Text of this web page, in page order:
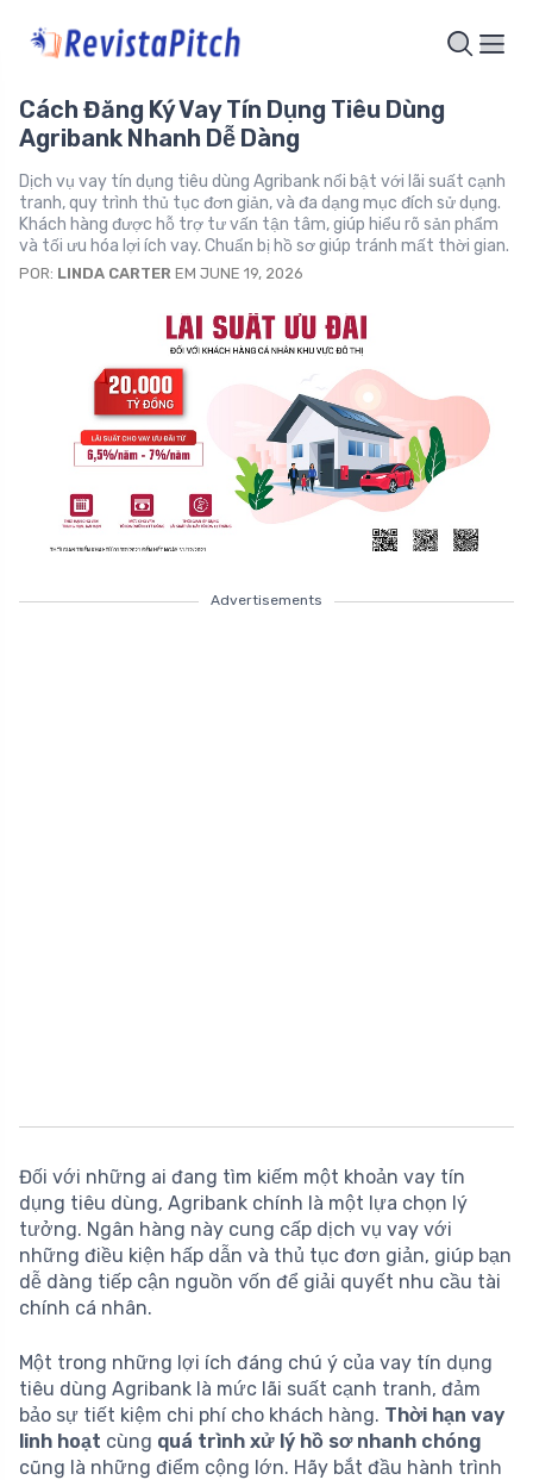
Cách Đăng Ký Vay Tín Dụng Tiêu Dùng
Agribank Nhanh Dễ Dàng
Dịch vụ vay tín dụng tiêu dùng Agribank nổi bật với lãi suất cạnh
tranh, quy trình thủ tục đơn giản, và đa dạng mục đích sử dụng.
Khách hàng được hỗ trợ tư vấn tận tâm, giúp hiểu rõ sản phẩm
và tối ưu hóa lợi ích vay. Chuẩn bị hồ sơ giúp tránh mất thời gian.
POR: LINDA CARTER EM JUNE 19, 2026
Advertisements
Đối với những ai đang tìm kiếm một khoản vay tín
dụng tiêu dùng, Agribank chính là một lựa chọn lý
tưởng. Ngân hàng này cung cấp dịch vụ vay với
những điều kiện hấp dẫn và thủ tục đơn giản, giúp bạn
dễ dàng tiếp cận nguồn vốn để giải quyết nhu cầu tài
chính cá nhân.
Một trong những lợi ích đáng chú ý của vay tín dụng
tiêu dùng Agribank là mức lãi suất cạnh tranh, đảm
bảo sự tiết kiệm chi phí cho khách hàng. Thời hạn vay
linh hoạt cùng quá trình xử lý hồ sơ nhanh chóng
cũng là những điểm cộng lớn. Hãy bắt đầu hành trình